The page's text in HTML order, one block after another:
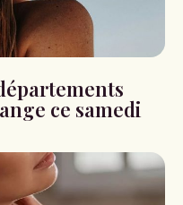
ce samedi